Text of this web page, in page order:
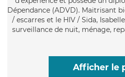
Dépendance (ADVD). Maitrisant
/ escarres et le HIV / Sida,
surveillance de nuit, ménage,
Afficher le